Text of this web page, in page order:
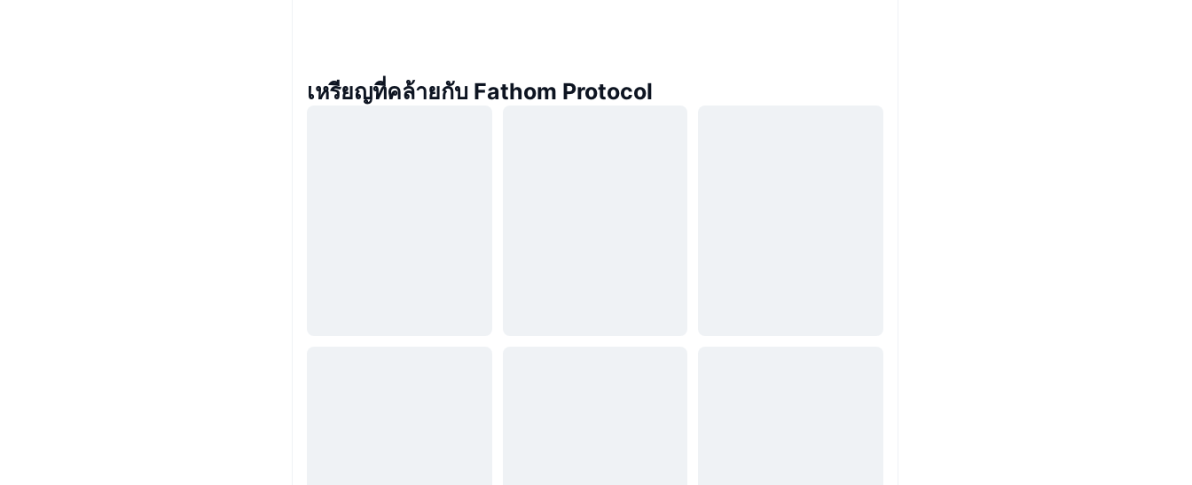
เหรียญที่คล้ายกับ Fathom Protocol